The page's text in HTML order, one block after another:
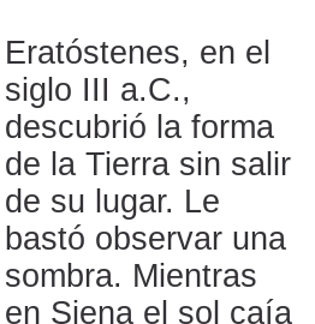
Eratóstenes, en el
siglo III a.C.,
descubrió la forma
de la Tierra sin salir
de su lugar. Le
bastó observar una
sombra. Mientras
en Siena el sol caía